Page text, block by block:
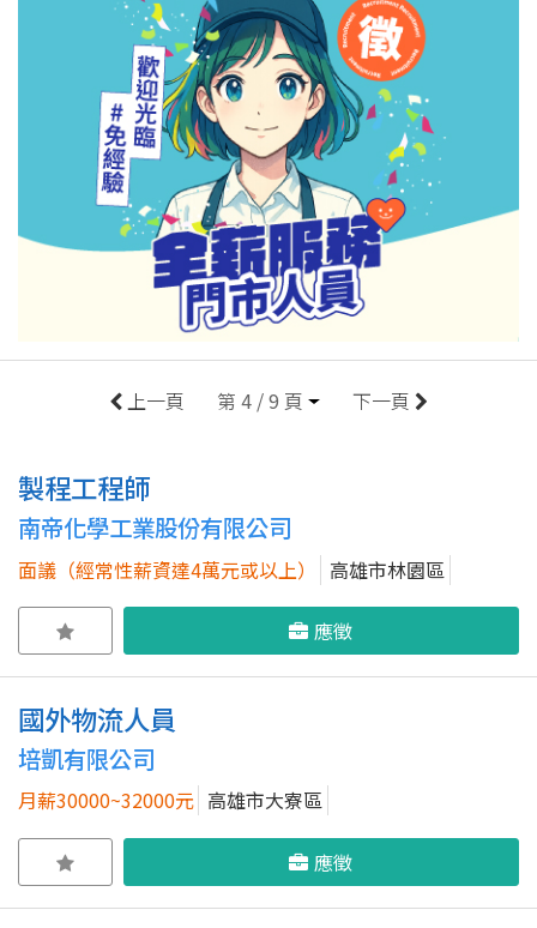
上一頁 第 4 / 9 頁 下一頁
製程工程師
南帝化學工業股份有限公司
面議（經常性薪資達4萬元或以上） 高雄市林園區
應徵
國外物流人員
培凱有限公司
月薪30000~32000元 高雄市大寮區
應徵